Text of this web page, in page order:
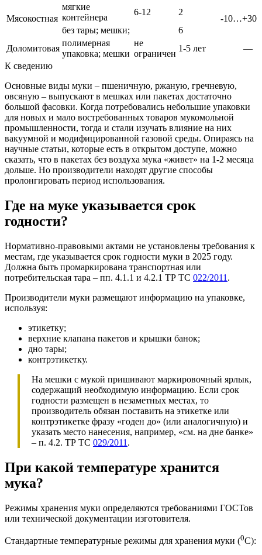
6-12
Мясокостная
мягкие
контейнера
2
-10…+30
без тары; мешки;
6
Доломитовая
полимерная
упаковка; мешки
не
ограничен
1-5 лет
—
К сведению
Основные виды муки – пшеничную, ржаную, гречневую,
овсяную – выпускают в мешках или пакетах достаточно
большой фасовки. Когда потребовались небольшие упаковки
для новых и мало востребованных товаров мукомольной
промышленности, тогда и стали изучать влияние на них
вакуумной и модифицированной газовой среды. Опираясь на
научные статьи, которые есть в открытом доступе, можно
сказать, что в пакетах без воздуха мука «живет» на 1-2 месяца
дольше. Но производители находят другие способы
пролонгировать период использования.
Где на муке указывается срок
годности?
Нормативно-правовыми актами не установлены требования к
местам, где указывается срок годности муки в 2025 году.
Должна быть промаркирована транспортная или
потребительская тара – пп. 4.1.1 и 4.2.1 ТР ТС 022/2011 .
Производители муки размещают информацию на упаковке,
используя:
этикетку;
верхние клапана пакетов и крышки банок;
дно тары;
контрэтикетку.
На мешки с мукой пришивают маркировочный ярлык,
содержащий необходимую информацию. Если срок
годности размещен в незаметных местах, то
производитель обязан поставить на этикетке или
контрэтикетке фразу «годен до» (или аналогичную) и
указать место нанесения, например, «см. на дне банке»
– п. 4.2. ТР ТС 029/2011 .
При какой температуре хранится
мука?
Режимы хранения муки определяются требованиями ГОСТов
или технической документации изготовителя.
Стандартные температурные режимы для хранения муки (0С):